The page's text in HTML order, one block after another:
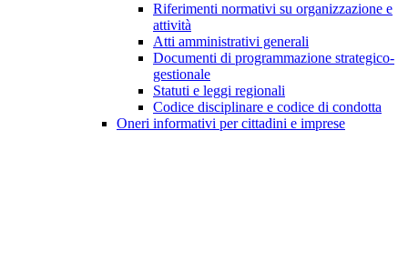
Riferimenti normativi su organizzazione e
attività
Atti amministrativi generali
Documenti di programmazione strategico-
gestionale
Statuti e leggi regionali
Codice disciplinare e codice di condotta
Oneri informativi per cittadini e imprese